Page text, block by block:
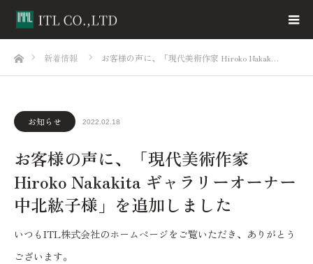
ホーム新着情報 お客様の声に、「現代美術作家 Hiroko Nakak…
お知らせ 2022.02.18
お客様の声に、「現代美術作家
Hiroko Nakakita ギャラリーオーナー
中北紘子様」を追加しました
いつもITL株式会社のホームページをご覧いただき、ありがとう
ございます。